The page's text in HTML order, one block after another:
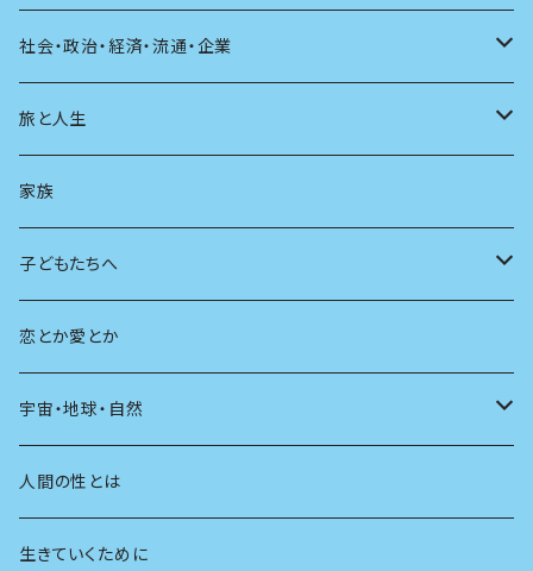
建築
スポーツ
AIと社会
広告
その他
アニメ
日本の芸能
童話
その他
人間関係
健康
育児
日常生活
学ぶ楽しみ
仕事のヒント
社会・政治・経済・流通・企業
過去
現在
未来
旅と人生
旅
人生
家族
子どもたちへ
教育
友達
学校
恋とか愛とか
宇宙・地球・自然
動物
植物
人間の性とは
生きていくために